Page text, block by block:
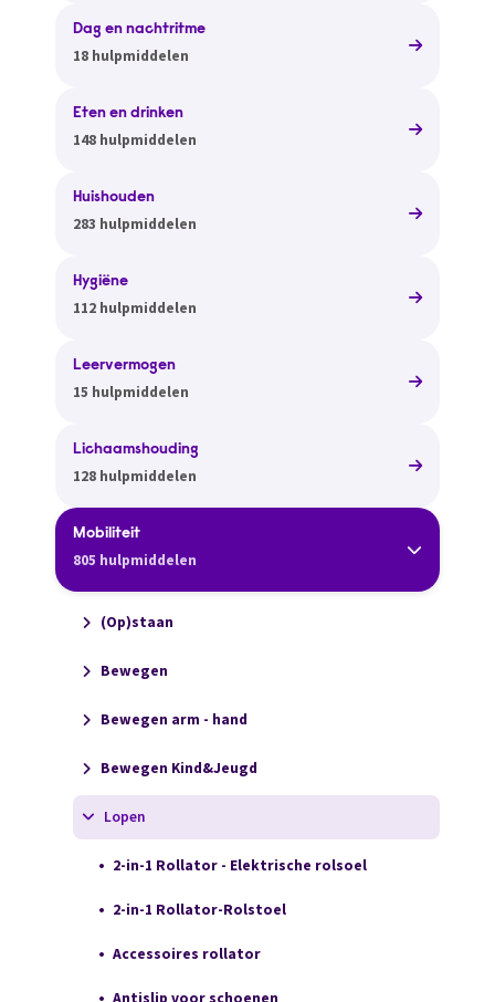
Dag en nachtritme
18 hulpmiddelen
Eten en drinken
148 hulpmiddelen
Huishouden
283 hulpmiddelen
Hygiëne
112 hulpmiddelen
Leervermogen
15 hulpmiddelen
Lichaamshouding
128 hulpmiddelen
Mobiliteit
805 hulpmiddelen
(Op)staan
Bewegen
Bewegen arm - hand
Bewegen Kind&Jeugd
Lopen
2-in-1 Rollator - Elektrische rolsoel
2-in-1 Rollator-Rolstoel
Accessoires rollator
Antislip voor schoenen